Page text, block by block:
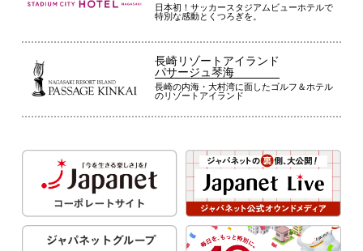
日本初！サッカースタジアムビューホテルで
特別な感動とくつろぎを。
長崎リゾートアイランド
パサージュ琴海
長崎の内海・大村湾に面したゴルフ＆ホテル
のリゾートアイランド